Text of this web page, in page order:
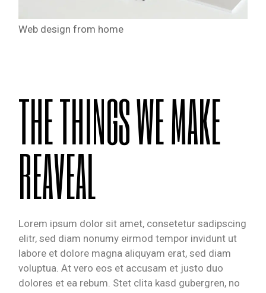
Web design from home
THE THINGS WE MAKE
REAVEAL
Lorem ipsum dolor sit amet, consetetur sadipscing
elitr, sed diam nonumy eirmod tempor invidunt ut
labore et dolore magna aliquyam erat, sed diam
voluptua. At vero eos et accusam et justo duo
dolores et ea rebum. Stet clita kasd gubergren, no